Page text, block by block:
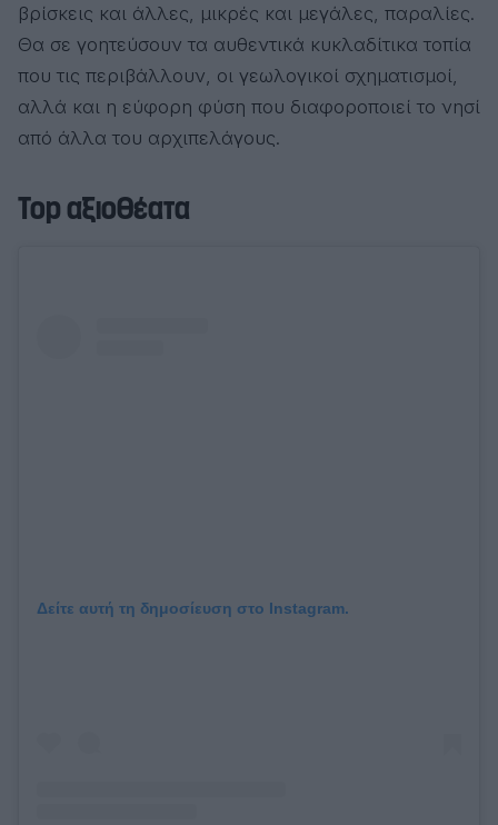
βρίσκεις και άλλες, μικρές και μεγάλες, παραλίες.
Θα σε γοητεύσουν τα αυθεντικά κυκλαδίτικα τοπία
που τις περιβάλλουν, οι γεωλογικοί σχηματισμοί,
αλλά και η εύφορη φύση που διαφοροποιεί το νησί
από άλλα του αρχιπελάγους.
Top αξιοθέατα
Δείτε αυτή τη δημοσίευση στο Instagram.